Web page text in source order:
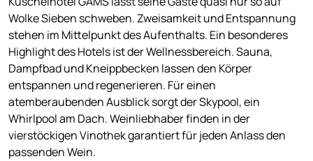
Wolke Sieben schweben. Zweisamkeit und Entspannung
stehen im Mittelpunkt des Aufenthalts. Ein besonderes
Highlight des Hotels ist der Wellnessbereich. Sauna,
Dampfbad und Kneippbecken lassen den Körper
entspannen und regenerieren. Für einen
atemberaubenden Ausblick sorgt der Skypool, ein
Whirlpool am Dach. Weinliebhaber finden in der
vierstöckigen Vinothek garantiert für jeden Anlass den
passenden Wein.